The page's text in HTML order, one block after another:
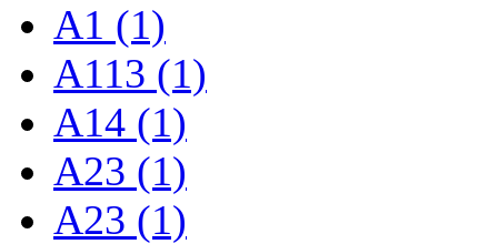
A1 (1)
A113 (1)
A14 (1)
A23 (1)
A23 (1)